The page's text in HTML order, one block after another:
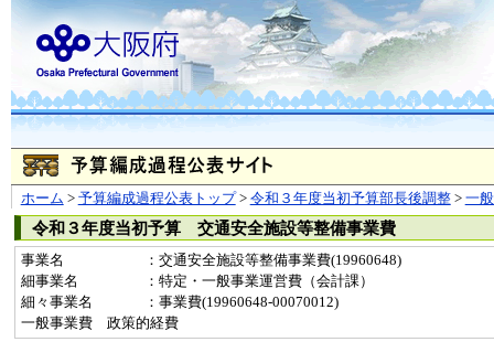
ホーム > 予算編成過程公表トップ> 令和３年度当初予算部長後調整> 一
令和３年度当初予算 交通安全施設等整備事業費
事業名
：交通安全施設等整備事業費(19960648)
細事業名
：特定・一般事業運営費（会計課）
細々事業名
：事業費(19960648-00070012)
一般事業費 政策的経費